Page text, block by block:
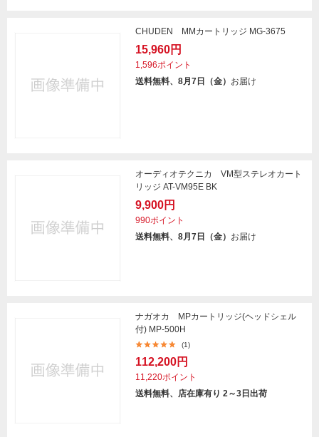
CHUDEN MMカートリッジ MG-3675
15,960円
1,596ポイント
送料無料、8月7日（金） お届け
オーディオテクニカ VM型ステレオカート
リッジ AT-VM95E BK
9,900円
990ポイント
送料無料、8月7日（金） お届け
ナガオカ MPカートリッジ(ヘッドシェル
付) MP-500H
(1)
112,200円
11,220ポイント
送料無料、店在庫有り 2～3日出荷